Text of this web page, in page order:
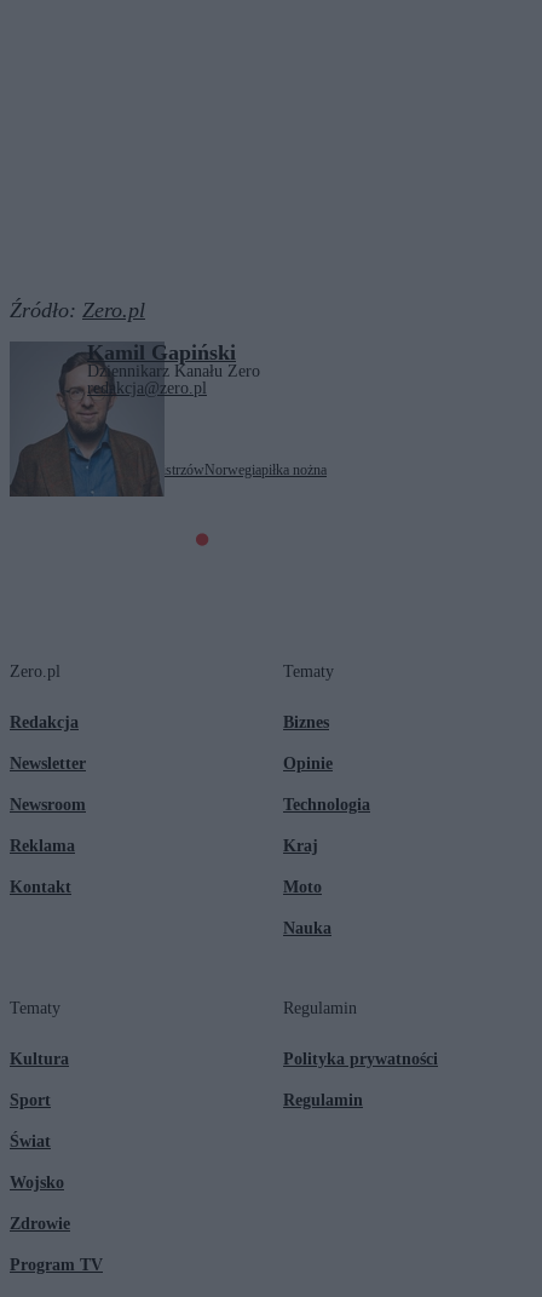
Źródło: Zero.pl
Kamil Gapiński
Dziennikarz Kanału Zero
redakcja@zero.pl
Tagi: Bodø/Glimt Liga Mistrzów Norwegiapiłka nożna
Zero.pl
Redakcja
Newsletter
Newsroom
Reklama
Kontakt
Tematy
Biznes
Opinie
Technologia
Kraj
Moto
Nauka
Tematy
Kultura
Sport
Świat
Wojsko
Zdrowie
Program TV
Regulamin
Polityka prywatności
Regulamin